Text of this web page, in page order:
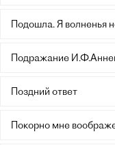
Подошла. Я волненья
Подражание
Поздний ответ
Покорно мне